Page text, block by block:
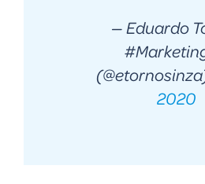
— Eduardo
2020